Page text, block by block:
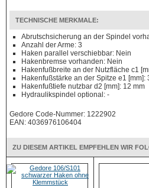
TECHNISCHE MERKMALE:
Abrutschsicherung an der Spindel
Anzahl der Arme: 3
Haken parallel verschiebbar: Nein
Hakenbremse vorhanden: Nein
Hakenfußbreite an der Nutzfläche c1
Hakenfußstärke an der Spitze e1 [mm]:
Hakenfußtiefe nutzbar d2 [mm]: 12 mm
Hydraulikspindel optional: -
Gedore Code-Nummer: 1222902
EAN: 4036976106404
ZU DIESEM ARTIKEL EMPFEHLEN WIR